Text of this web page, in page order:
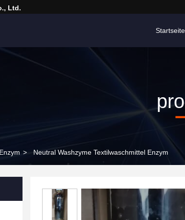
Ltd.
Startseite
> Neutral Washzyme Textilwaschmittel Enzym